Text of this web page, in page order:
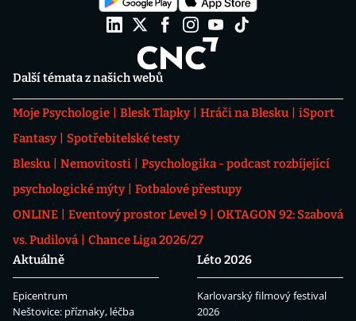
Další témata z našich webů
Moje Psychologie Blesk Tlapky Hráči na Blesku
iSport
Fantasy
Spotřebitelské testy
Blesku
Nemovitosti
Psychologika - podcast rozbíjející
psychologické mýty
Fotbalové přestupy
ONLINE
Eventový prostor Level 9
OKTAGON 92: Szabová
vs. Pudilová
Chance Liga 2026/27
Aktuálně
Epicentrum
Neštovice: příznaky, léčba
Léto 2026
Karlovarský filmový festival
2026